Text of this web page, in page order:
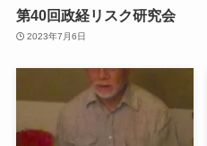
第40回政経リスク研究会
2023年7月6日